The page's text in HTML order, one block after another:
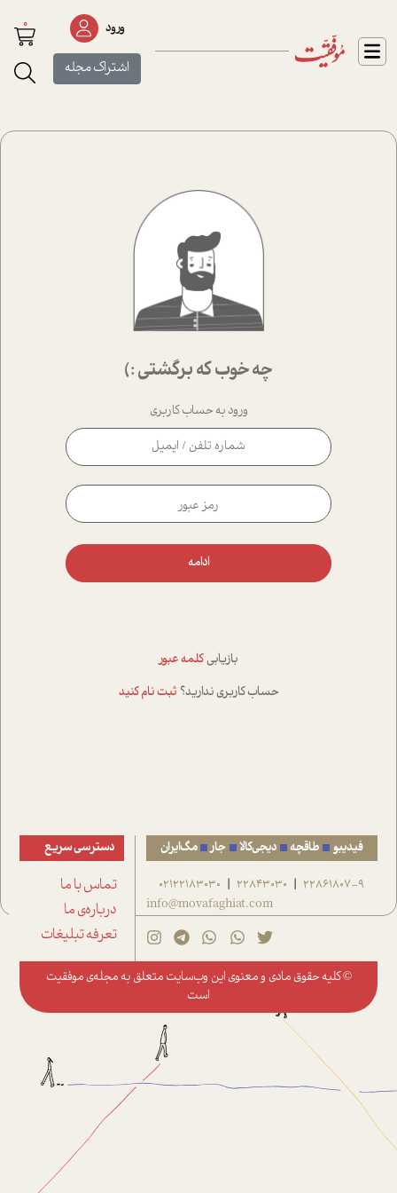
ورود
اشتراک مجله
0
چه خوب که برگشتی :)
ورود به حساب کاربری
ادامه
بازیابی کلمه عبور
حساب کاربری ندارید؟ ثبت نام کنید
فیدیبو طاقچه دیجی‌کالا جار مگ‌ایران
22861807-9
|
22843030
|
02122183030
info@movafaghiat.com
دسترسی سریع
تماس با ما
درباره‌ی ما
تعرفه تبلیغات
© کلیه حقوق مادی و معنوی این وب‌سایت متعلق به مجله‌ی موفقیت
است